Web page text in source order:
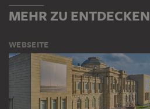
MEHR ZU ENTDECKEN
WEBSEITE